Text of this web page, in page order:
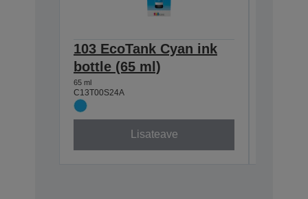
103 EcoTank Cyan ink
bottle (65 ml)
65 ml
C13T00S24A
Lisateave